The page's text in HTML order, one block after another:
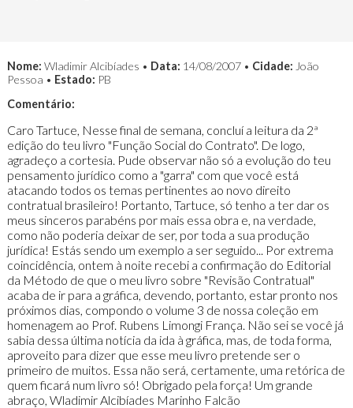
Nome: Wladimir Alcibíades • Data: 14/08/2007 • Cidade: João
Pessoa • Estado: PB
Comentário:
Caro Tartuce, Nesse final de semana, concluí a leitura da 2ª
edição do teu livro "Função Social do Contrato". De logo,
agradeço a cortesia. Pude observar não só a evolução do teu
pensamento jurídico como a "garra" com que você está
atacando todos os temas pertinentes ao novo direito
contratual brasileiro! Portanto, Tartuce, só tenho a ter dar os
meus sinceros parabéns por mais essa obra e, na verdade,
como não poderia deixar de ser, por toda a sua produção
jurídica! Estás sendo um exemplo a ser seguido... Por extrema
coincidência, ontem à noite recebi a confirmação do Editorial
da Método de que o meu livro sobre "Revisão Contratual"
acaba de ir para a gráfica, devendo, portanto, estar pronto nos
próximos dias, compondo o volume 3 de nossa coleção em
homenagem ao Prof. Rubens Limongi França. Não sei se você já
sabia dessa última notícia da ida à gráfica, mas, de toda forma,
aproveito para dizer que esse meu livro pretende ser o
primeiro de muitos. Essa não será, certamente, uma retórica de
quem ficará num livro só! Obrigado pela força! Um grande
abraço, Wladimir Alcibíades Marinho Falcão